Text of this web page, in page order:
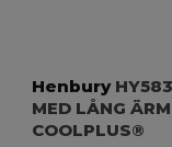
HenburyHY583
MED LÅNG
COOLPLUS®